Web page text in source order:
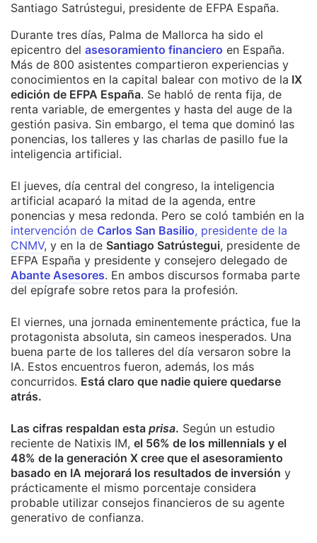
Santiago Satrústegui, presidente de EFPA España.
Durante tres días, Palma de Mallorca ha sido el
epicentro del asesoramiento financiero en España.
Más de 800 asistentes compartieron experiencias y
conocimientos en la capital balear con motivo de la IX
edición de EFPA España. Se habló de renta fija, de
renta variable, de emergentes y hasta del auge de la
gestión pasiva. Sin embargo, el tema que dominó las
ponencias, los talleres y las charlas de pasillo fue la
inteligencia artificial.
El jueves, día central del congreso, la inteligencia
artificial acaparó la mitad de la agenda, entre
ponencias y mesa redonda. Pero se coló también en la
intervención de Carlos San Basilio, presidente de la
CNMV, y en la de Santiago Satrústegui, presidente de
EFPA España y presidente y consejero delegado de
Abante Asesores. En ambos discursos formaba parte
del epígrafe sobre retos para la profesión.
El viernes, una jornada eminentemente práctica, fue la
protagonista absoluta, sin cameos inesperados. Una
buena parte de los talleres del día versaron sobre la
IA. Estos encuentros fueron, además, los más
concurridos. Está claro que nadie quiere quedarse
atrás.
Las cifras respaldan esta prisa. Según un estudio
reciente de Natixis IM, el 56% de los millennials y el
48% de la generación X cree que el asesoramiento
basado en IA mejorará los resultados de inversión y
prácticamente el mismo porcentaje considera
probable utilizar consejos financieros de su agente
generativo de confianza.